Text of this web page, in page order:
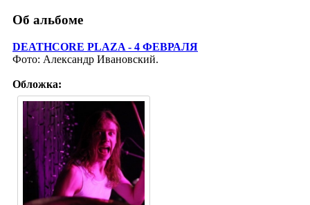
Об альбоме
DEATHCORE PLAZA - 4 ФЕВРАЛЯ
Фото: Александр Ивановский.
Обложка: